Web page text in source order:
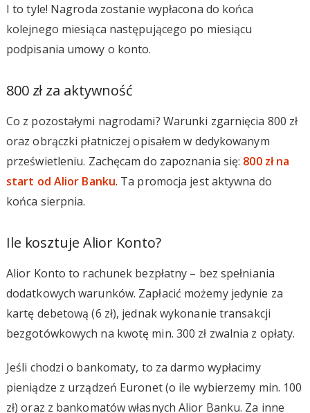
I to tyle! Nagroda zostanie wypłacona do końca
kolejnego miesiąca następującego po miesiącu
podpisania umowy o konto.
800 zł za aktywność
Co z pozostałymi nagrodami? Warunki zgarnięcia 800 zł
oraz obrączki płatniczej opisałem w dedykowanym
prześwietleniu. Zachęcam do zapoznania się: 800 zł na
start od Alior Banku. Ta promocja jest aktywna do
końca sierpnia.
Ile kosztuje Alior Konto?
Alior Konto to rachunek bezpłatny – bez spełniania
dodatkowych warunków. Zapłacić możemy jedynie za
kartę debetową (6 zł), jednak wykonanie transakcji
bezgotówkowych na kwotę min. 300 zł zwalnia z opłaty.
Jeśli chodzi o bankomaty, to za darmo wypłacimy
pieniądze z urządzeń Euronet (o ile wybierzemy min. 100
zł) oraz z bankomatów własnych Alior Banku. Za inne